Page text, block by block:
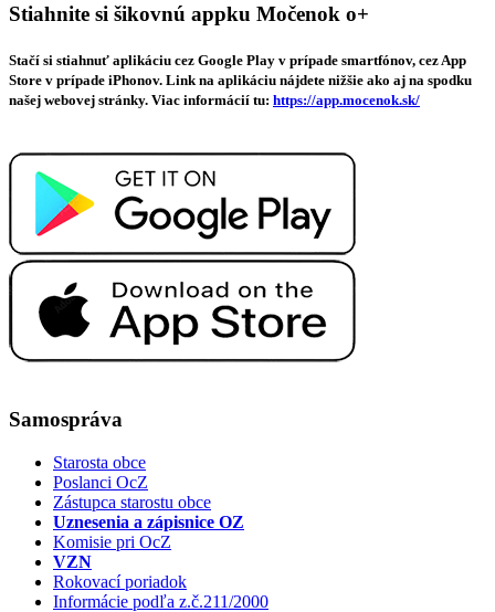
Stiahnite si šikovnú appku Močenok o+
Stačí si stiahnuť aplikáciu cez Google Play v prípade smartfónov, cez App
Store v prípade iPhonov. Link na aplikáciu nájdete nižšie ako aj na spodku
našej webovej stránky. Viac informácií tu: https://app.mocenok.sk/
Samospráva
Starosta obce
Poslanci OcZ
Zástupca starostu obce
Uznesenia a zápisnice OZ
Komisie pri OcZ
VZN
Rokovací poriadok
Informácie podľa z.č.211/2000